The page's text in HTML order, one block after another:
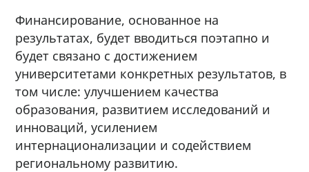
Финансирование, основанное на
результатах, будет вводиться поэтапно и
будет связано с достижением
университетами конкретных результатов, в
том числе: улучшением качества
образования, развитием исследований и
инноваций, усилением
интернационализации и содействием
региональному развитию.